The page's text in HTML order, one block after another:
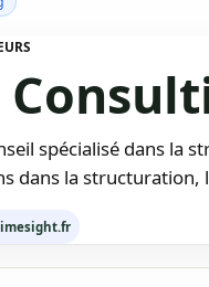
spécialisé dans
dans la